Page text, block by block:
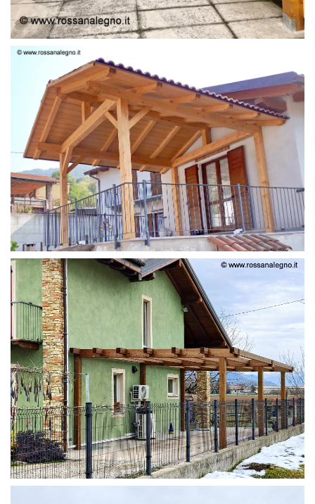
STRUTTURA LAMELLARE PRETAGLIATO
STRUTTURA ADDOSSATA IN LAMELLARE SU MISURA